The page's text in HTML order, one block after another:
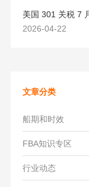
2026-04-22
文章分类
船期和时效
FBA知识专区
行业动态